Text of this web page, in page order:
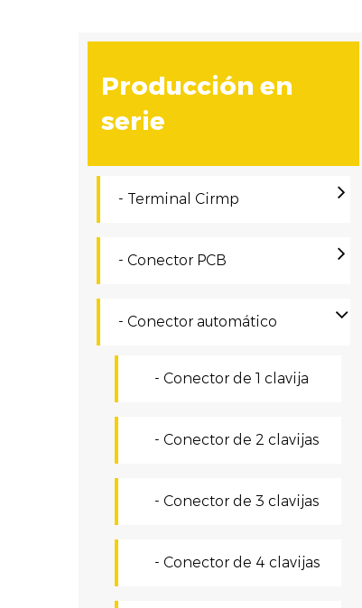
Producción en
serie
- Terminal Cirmp
- Conector PCB
- Conector automático
- Conector de 1 clavija
- Conector de 2 clavijas
- Conector de 3 clavijas
- Conector de 4 clavijas